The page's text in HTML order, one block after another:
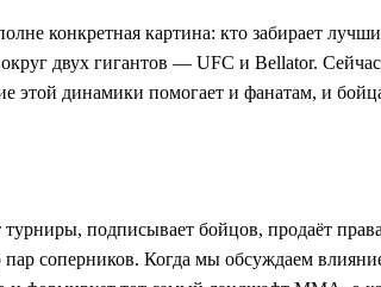
конкретная картина: кто забирает
двух гигантов — UFC и Bellator.
этой динамики помогает и фанатам, и
подписывает бойцов, продаёт
соперников. Когда мы обсуждаем